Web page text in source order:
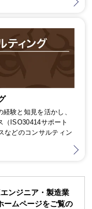
験と知見を活かし、
（ISO30414サポート
などのコンサルティン
ンジニア・製造業
ームページをご覧の